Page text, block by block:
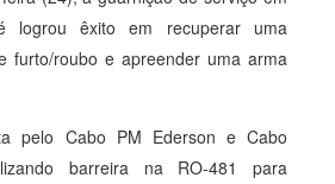
logrou êxito em recuperar uma
furto/roubo e apreender uma arma
pelo Cabo PM Ederson e Cabo
barreira na RO-481 para